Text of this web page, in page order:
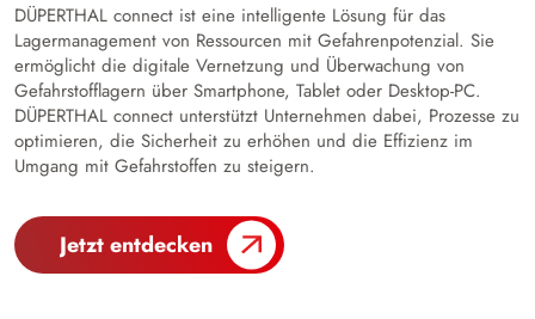
DÜPERTHAL connect ist eine intelligente Lösung für das
Lagermanagement von Ressourcen mit Gefahrenpotenzial. Sie
ermöglicht die digitale Vernetzung und Überwachung von
Gefahrstofflagern über Smartphone, Tablet oder Desktop-PC.
DÜPERTHAL connect unterstützt Unternehmen dabei, Prozesse zu
optimieren, die Sicherheit zu erhöhen und die Effizienz im
Umgang mit Gefahrstoffen zu steigern.
Jetzt entdecken